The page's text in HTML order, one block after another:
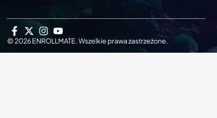
© 2026 ENROLLMATE. Wszelkie prawa zastrzeżone.